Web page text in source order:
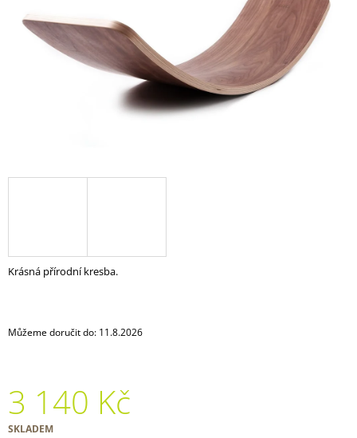
Krásná přírodní kresba.
Můžeme doručit do: 11.8.2026
3 140 Kč
Měrná
SKLADEM
A